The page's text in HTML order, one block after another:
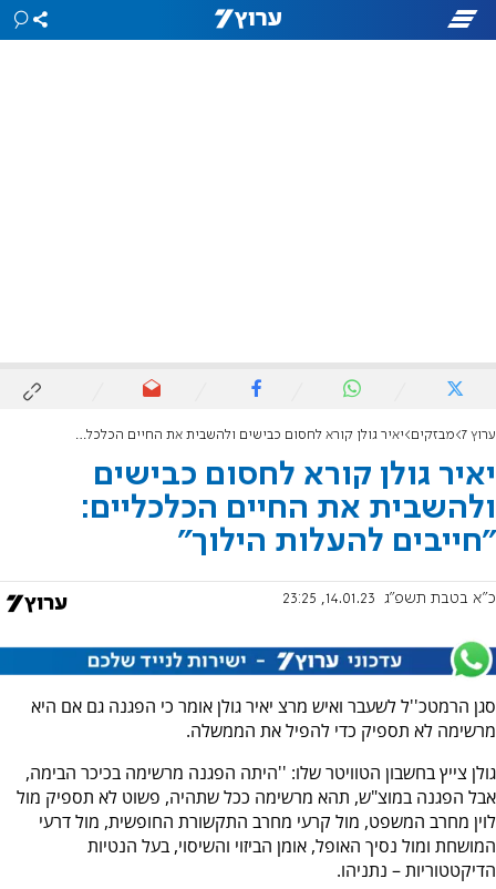
ערוץ 7 מבזקים יאיר גולן קורא לחסום כבישים ולהשבית את החיים הכלכליים: "חייבים להעלות הילוך"
יאיר גולן קורא לחסום כבישים
ולהשבית את החיים הכלכליים:
"חייבים להעלות הילוך"
כ"א בטבת תשפ"ג 14.01.23, 23:25
סגן הרמטכ''ל לשעבר ואיש מרצ יאיר גולן אומר כי הפגנה גם אם היא
מרשימה לא תספיק כדי להפיל את הממשלה.
גולן צייץ בחשבון הטוויטר שלו: ''היתה הפגנה מרשימה בכיכר הבימה,
אבל הפגנה במוצ"ש, תהא מרשימה ככל שתהיה, פשוט לא תספיק מול
לוין מחרב המשפט, מול קרעי מחרב התקשורת החופשית, מול דרעי
המושחת ומול נסיך האופל, אומן הביזוי והשיסוי, בעל הנטיות
הדיקטטוריות – נתניהו.